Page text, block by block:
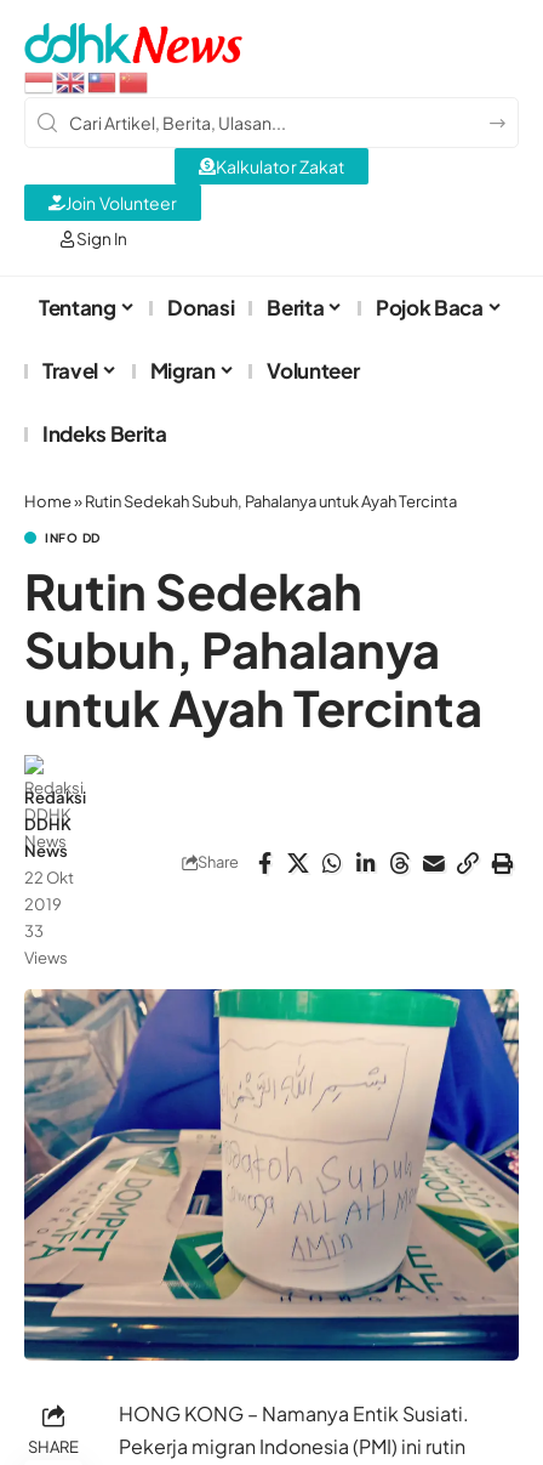
Sign In
Kalkulator Zakat
Join Volunteer
Tentang Donasi Berita Pojok Baca
Travel Migran Volunteer
Indeks Berita
Home»Rutin Sedekah Subuh, Pahalanya untuk Ayah Tercinta
INFO DD
Rutin Sedekah
Subuh, Pahalanya
untuk Ayah Tercinta
Redaksi
DDHK
News
22 Okt
2019
33
Views
Share
SHARE
HONG KONG – Namanya Entik Susiati.
Pekerja migran Indonesia (PMI) ini rutin